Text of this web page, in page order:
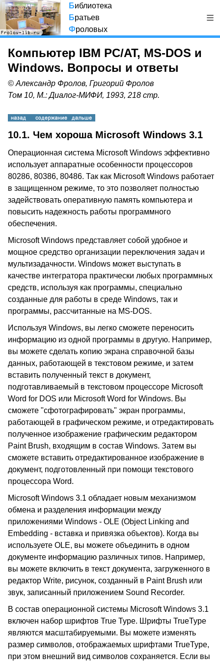
Библиотека
Братьев
Фроловых
Компьютер IBM PC/AT, MS-DOS и
Windows. Вопросы и ответы
© Александр Фролов, Григорий Фролов
Том 10, М.: Диалог-МИФИ, 1993, 218 стр.
10.1. Чем хороша Microsoft Windows 3.1
Операционная система Microsoft Windows эффективно
использует аппаратные особенности процессоров
80286, 80386, 80486. Так как Microsoft Windows работает
в защищенном режиме, то это позволяет полностью
задействовать оперативную память компьютера и
повысить надежность работы программного
обеспечения.
Microsoft Windows представляет собой удобное и
мощное средство организации переключения задач и
мультизадачности. Windows может выступать в
качестве интегратора практически любых программных
средств, используя как программы, специально
созданные для работы в среде Windows, так и
программы, рассчитанные на MS-DOS.
Используя Windows, вы легко сможете переносить
информацию из одной программы в другую. Например,
вы можете сделать копию экрана справочной базы
данных, работающей в текстовом режиме, и затем
вставить полученный текст в документ,
подготавливаемый в текстовом процессоре Microsoft
Word for DOS или Microsoft Word for Windows. Вы
сможете "сфотографировать" экран программы,
работающей в графическом режиме, и отредактировать
полученное изображение графическим редактором
Paint Brush, входящим в состав Windows. Затем вы
сможете вставить отредактированное изображение в
документ, подготовленный при помощи текстового
процессора Word.
Microsoft Windows 3.1 обладает новым механизмом
обмена и разделения информации между
приложениями Windows - OLE (Object Linking and
Embedding - вставка и привязка объектов). Когда вы
используете OLE, вы можете объединить в одном
документе информацию различных типов. Например,
вы можете включить в текст документа, загруженного в
редактор Write, рисунок, созданный в Paint Brush или
звук, записанный приложением Sound Recorder.
В состав операционной системы Microsoft Windows 3.1
включен набор шрифтов True Type. Шрифты TrueType
являются масштабируемыми. Вы можете изменять
размер символов, отображаемых шрифтами TrueType,
при этом внешний вид символов сохраняется. Если вы